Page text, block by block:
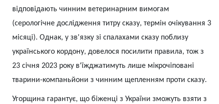
відповідають чинним ветеринарним вимогам
(серологічне дослідження титру сказу, термін очікування 3
місяці). Однак, у зв'язку зі спалахами сказу поблизу
українського кордону, довелося посилити правила, тож з
23 січня 2023 року в'їжджатимуть лише мікрочіповані
тварини-компаньйони з чинним щепленням проти сказу.
Угорщина гарантує, що біженці з України зможуть взяти з